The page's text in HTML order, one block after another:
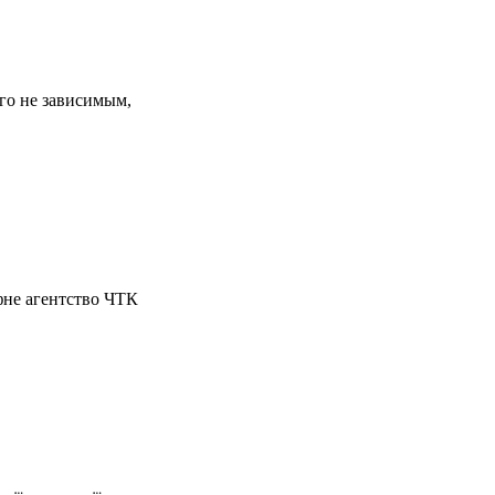
не зависимым,
агентство ЧТК